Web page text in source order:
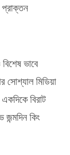
ভাবে
সোশ্যাল মিডিয়া
বিরাট
কিং